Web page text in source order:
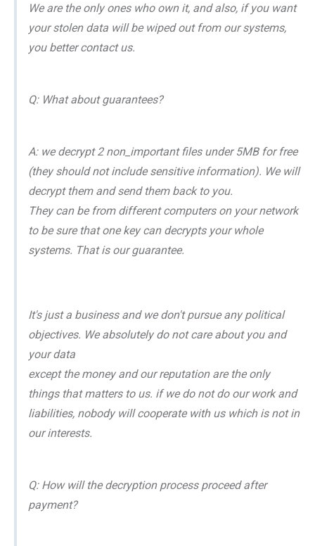
We are the only ones who own it, and also, if you want
your stolen data will be wiped out from our systems,
you better contact us.
Q: What about guarantees?
A: we decrypt 2 non_important files under 5MB for free
(they should not include sensitive information). We will
decrypt them and send them back to you.
They can be from different computers on your network
to be sure that one key can decrypts your whole
systems. That is our guarantee.
It's just a business and we don't pursue any political
objectives. We absolutely do not care about you and
your data
except the money and our reputation are the only
things that matters to us. if we do not do our work and
liabilities, nobody will cooperate with us which is not in
our interests.
Q: How will the decryption process proceed after
payment?